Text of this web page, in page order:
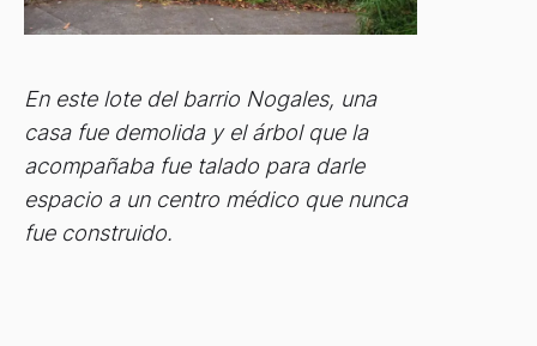
En este lote del barrio Nogales, una
casa fue demolida y el árbol que la
acompañaba fue talado para darle
espacio a un centro médico que nunca
fue construido.